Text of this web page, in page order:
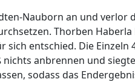
Nauborn an und verlor
Thorben
entschied. Die
anbrennen und
sodass das